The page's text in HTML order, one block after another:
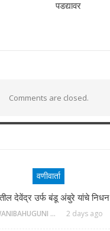
पडद्यावर
Comments are closed.
वणीवार्ता
देवेंद्र उर्फ बंडू अंबुरे यांचे निधन
WANIBAHUGUNI DESK 2 days ago